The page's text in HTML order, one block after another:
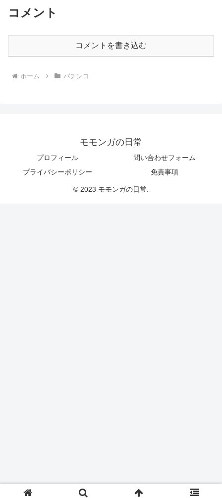
コメント
コメントを書き込む
ホーム パチンコ
モモンガの日常
プロフィール
問い合わせフォーム
プライバシーポリシー
免責事項
© 2023 モモンガの日常.